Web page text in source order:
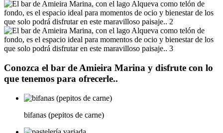
Conozca el bar de Amieira Marina y disfrute con lo
que tenemos para ofrecerle..
bifanas (pepitos de carne)